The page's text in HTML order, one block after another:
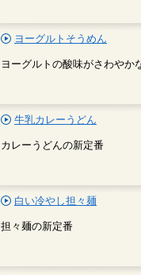
ヨーグルトそうめん
ヨーグルトの酸味がさわやか
牛乳カレーうどん
カレーうどんの新定番
白い冷やし担々麺
担々麺の新定番